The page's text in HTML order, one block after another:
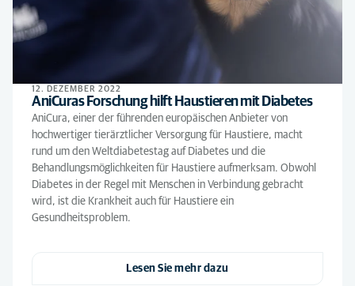
12. DEZEMBER 2022
AniCuras Forschung hilft Haustieren mit Diabetes
AniCura, einer der führenden europäischen Anbieter von
hochwertiger tierärztlicher Versorgung für Haustiere, macht
rund um den Weltdiabetestag auf Diabetes und die
Behandlungsmöglichkeiten für Haustiere aufmerksam. Obwohl
Diabetes in der Regel mit Menschen in Verbindung gebracht
wird, ist die Krankheit auch für Haustiere ein
Gesundheitsproblem.
Lesen Sie mehr dazu